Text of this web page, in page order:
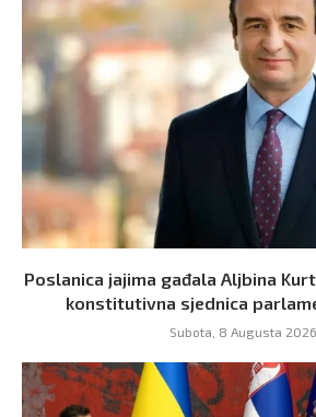
Poslanica jajima gađala Aljbina
konstitutivna sjednica
Subota, 8 Augusta 2026,